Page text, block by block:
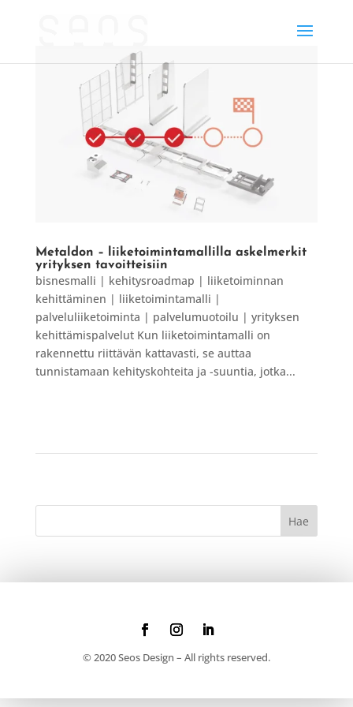
Metaldon – liiketoimintamallilla askelmerkit
yrityksen tavoitteisiin
bisnesmalli | kehitysroadmap | liiketoiminnan
kehittäminen | liiketoimintamalli |
palveluliiketoiminta | palvelumuotoilu | yrityksen
kehittämispalvelut Kun liiketoimintamalli on
rakennettu riittävän kattavasti, se auttaa
tunnistamaan kehityskohteita ja -suuntia, jotka...
© 2020 Seos Design – All rights reserved.